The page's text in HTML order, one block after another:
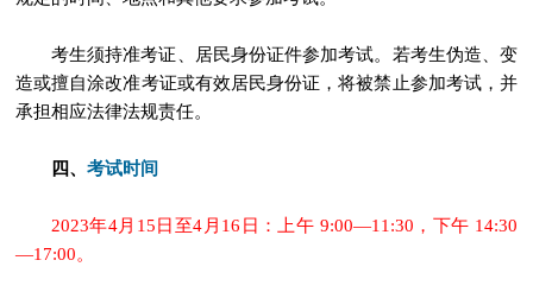
考生须持准考证、居民身份证件参加考试。若考生伪造、变
造或擅自涂改准考证或有效居民身份证，将被禁止参加考试，并
承担相应法律法规责任。
四、 考试时间
2023年4月15日至4月16日：上午 9:00—11:30，下午 14:30
—17:00。